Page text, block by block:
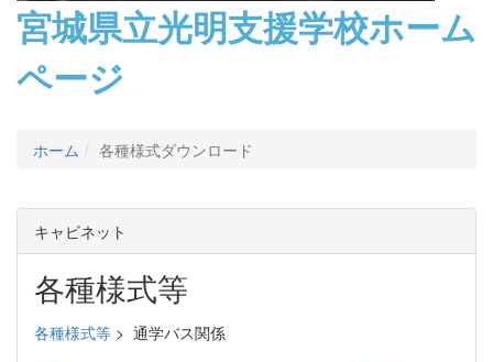
宮城県立光明支援学校ホーム
ページ
ホーム 各種様式ダウンロード
キャビネット
各種様式等
各種様式等 > 通学バス関係